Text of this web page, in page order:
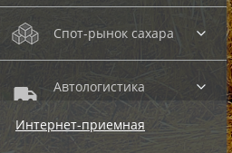
Спот-рынок сахара
Автологистика
SMARTSEEDS
Интернет-приемная